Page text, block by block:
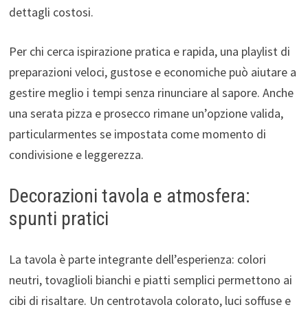
dettagli costosi.
Per chi cerca ispirazione pratica e rapida, una playlist di
preparazioni veloci, gustose e economiche può aiutare a
gestire meglio i tempi senza rinunciare al sapore. Anche
una serata pizza e prosecco rimane un’opzione valida,
particularmentes se impostata come momento di
condivisione e leggerezza.
Decorazioni tavola e atmosfera:
spunti pratici
La tavola è parte integrante dell’esperienza: colori
neutri, tovaglioli bianchi e piatti semplici permettono ai
cibi di risaltare. Un centrotavola colorato, luci soffuse e